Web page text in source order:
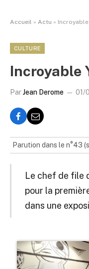
Accueil » Actu » Incroyable
CULTURE
Incroyable
ParJean Derome 01/
Parution dans le n°43
Le chef de file
pour la
dans une